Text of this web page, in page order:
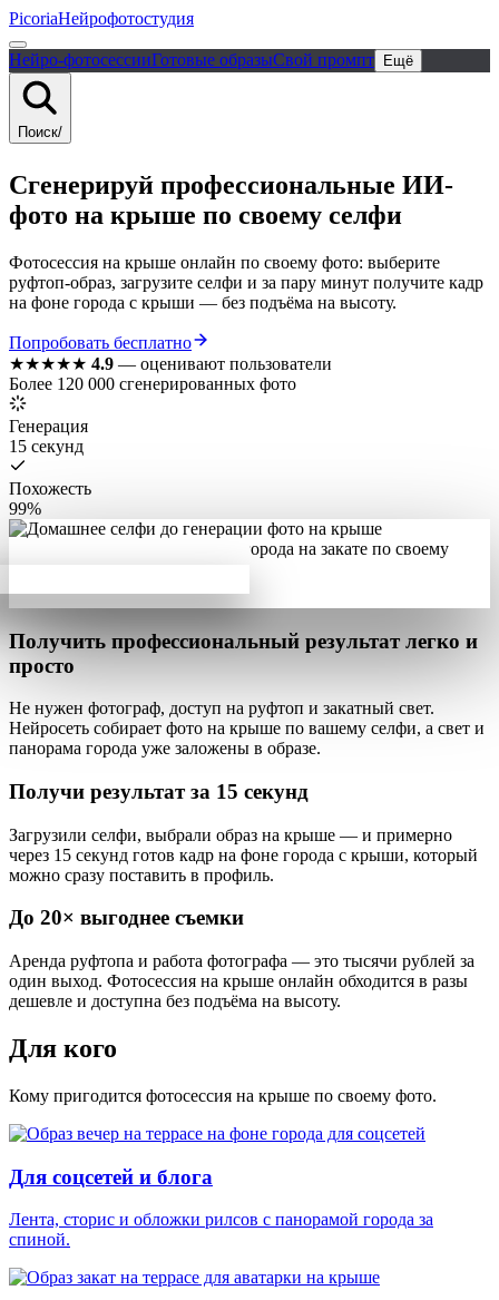
PicoriaНейрофотостудия
Нейро-фотосессииГотовые образыСвой промпт Ещё
Поиск/
Сгенерируй профессиональные ИИ-
фото на крыше по своему селфи
Фотосессия на крыше онлайн по своему фото: выберите
руфтоп-образ, загрузите селфи и за пару минут получите кадр
на фоне города с крыши — без подъёма на высоту.
Попробовать бесплатно
★★★★★ 4.9 — оценивают пользователи
Более 120 000 сгенерированных фото
Генерация
15 секунд
Похожесть
99%
Получить профессиональный результат легко и
просто
Не нужен фотограф, доступ на руфтоп и закатный свет.
Нейросеть собирает фото на крыше по вашему селфи, а свет и
панорама города уже заложены в образе.
Получи результат за 15 секунд
Загрузили селфи, выбрали образ на крыше — и примерно
через 15 секунд готов кадр на фоне города с крыши, который
можно сразу поставить в профиль.
До 20× выгоднее съемки
Аренда руфтопа и работа фотографа — это тысячи рублей за
один выход. Фотосессия на крыше онлайн обходится в разы
дешевле и доступна без подъёма на высоту.
Для кого
Кому пригодится фотосессия на крыше по своему фото.
Для соцсетей и блога
Лента, сторис и обложки рилсов с панорамой города за
спиной.